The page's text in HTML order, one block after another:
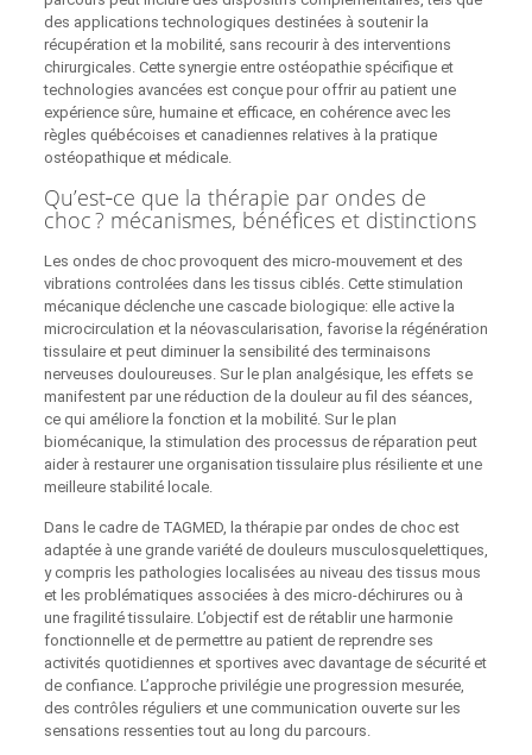
des applications technologiques destinées à soutenir la
récupération et la mobilité, sans recourir à des interventions
chirurgicales. Cette synergie entre ostéopathie spécifique et
technologies avancées est conçue pour offrir au patient une
expérience sûre, humaine et efficace, en cohérence avec les
règles québécoises et canadiennes relatives à la pratique
ostéopathique et médicale.
Qu’est‑ce que la thérapie par ondes de
choc ? mécanismes, bénéfices et distinctions
Les ondes de choc provoquent des micro-mouvement et des
vibrations controlées dans les tissus ciblés. Cette stimulation
mécanique déclenche une cascade biologique: elle active la
microcirculation et la néovascularisation, favorise la régénération
tissulaire et peut diminuer la sensibilité des terminaisons
nerveuses douloureuses. Sur le plan analgésique, les effets se
manifestent par une réduction de la douleur au fil des séances,
ce qui améliore la fonction et la mobilité. Sur le plan
biomécanique, la stimulation des processus de réparation peut
aider à restaurer une organisation tissulaire plus résiliente et une
meilleure stabilité locale.
Dans le cadre de TAGMED, la thérapie par ondes de choc est
adaptée à une grande variété de douleurs musculosquelettiques,
y compris les pathologies localisées au niveau des tissus mous
et les problématiques associées à des micro-déchirures ou à
une fragilité tissulaire. L’objectif est de rétablir une harmonie
fonctionnelle et de permettre au patient de reprendre ses
activités quotidiennes et sportives avec davantage de sécurité et
de confiance. L’approche privilégie une progression mesurée,
des contrôles réguliers et une communication ouverte sur les
sensations ressenties tout au long du parcours.